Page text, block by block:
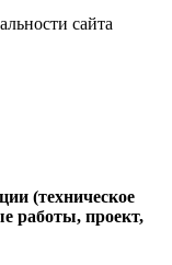
сайта
(техническое
работы, проект,